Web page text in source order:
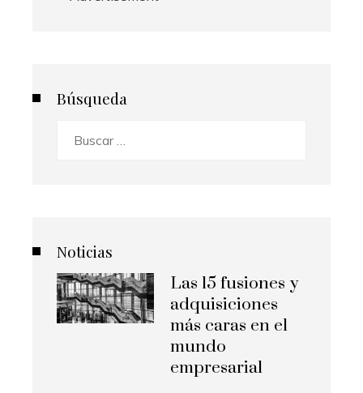
Búsqueda
Noticias
Las 15 fusiones y
adquisiciones
más caras en el
mundo
empresarial